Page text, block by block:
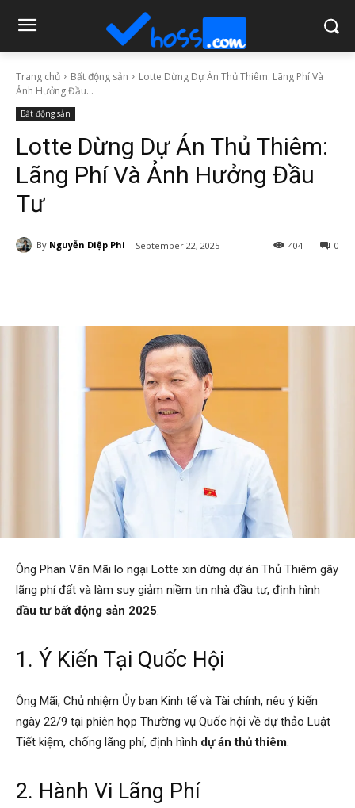
Trang chủ Bất động sản
Lotte Dừng Dự Án Thủ Thiêm: Lãng Phí Và
Ảnh Hưởng Đầu...
Bất động sản
Lotte Dừng Dự Án Thủ Thiêm:
Lãng Phí Và Ảnh Hưởng Đầu
Tư
By Nguyễn Diệp Phi September 22, 2025 0
404
Ông Phan Văn Mãi lo ngại Lotte xin dừng dự án Thủ Thiêm gây
lãng phí đất và làm suy giảm niềm tin nhà đầu tư, định hình
đầu tư bất động sản 2025.
1. Ý Kiến Tại Quốc Hội
Ông Mãi, Chủ nhiệm Ủy ban Kinh tế và Tài chính, nêu ý kiến
ngày 22/9 tại phiên họp Thường vụ Quốc hội về dự thảo Luật
Tiết kiệm, chống lãng phí, định hình dự án thủ thiêm.
2. Hành Vi Lãng Phí